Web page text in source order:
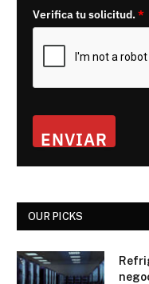
Verifica tu solicitud.*
ENVIAR
OUR PICKS